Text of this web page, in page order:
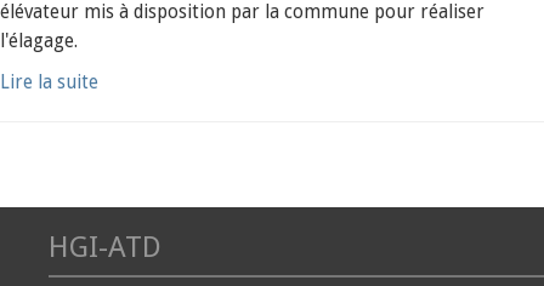
élévateur mis à disposition par la commune pour réaliser
l'élagage.
Lire la suite
HGI-ATD